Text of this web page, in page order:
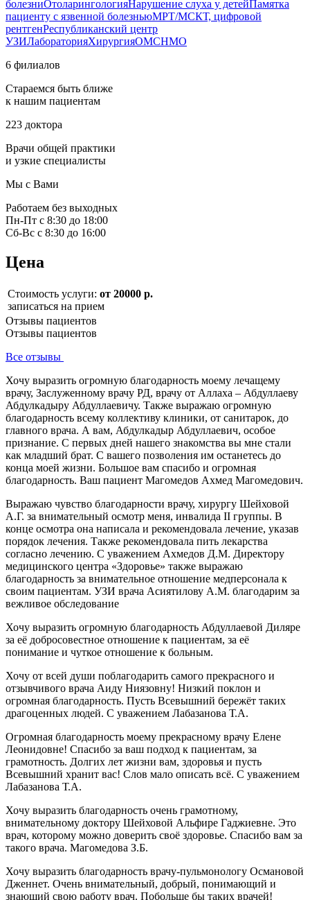
болезниОтоларингологияНарушение слуха у детейПамятка
пациенту с язвенной болезньюМРТ/МСКТ, цифровой
рентгенРеспубликанский центр
УЗИЛабораторияХирургияОМСНМО
6 филиалов
Стараемся быть ближе
к нашим пациентам
223 доктора
Врачи общей практики
и узкие специалисты
Мы с Вами
Работаем без выходных
Пн-Пт с 8:30 до 18:00
Сб-Вс с 8:30 до 16:00
Цена
Стоимость услуги: от 20000 р.
записаться на прием
Отзывы пациентов
Отзывы пациентов
Все отзывы
Хочу выразить огромную благодарность моему лечащему
врачу, Заслуженному врачу РД, врачу от Аллаха – Абдуллаеву
Абдулкадыру Абдуллаевичу. Также выражаю огромную
благодарность всему коллективу клиники, от санитарок, до
главного врача. А вам, Абдулкадыр Абдуллаевич, особое
признание. С первых дней нашего знакомства вы мне стали
как младший брат. С вашего позволения им останетесь до
конца моей жизни. Большое вам спасибо и огромная
благодарность. Ваш пациент Магомедов Ахмед Магомедович.
Выражаю чувство благодарности врачу, хирургу Шейховой
А.Г. за внимательный осмотр меня, инвалида II группы. В
конце осмотра она написала и рекомендовала лечение, указав
порядок лечения. Также рекомендовала пить лекарства
согласно лечению. С уважением Ахмедов Д.М. Директору
медицинского центра «Здоровье» также выражаю
благодарность за внимательное отношение медперсонала к
своим пациентам. УЗИ врача Асиятилову А.М. благодарим за
вежливое обследование
Хочу выразить огромную благодарность Абдуллаевой Диляре
за её добросовестное отношение к пациентам, за её
понимание и чуткое отношение к больным.
Хочу от всей души поблагодарить самого прекрасного и
отзывчивого врача Аиду Ниязовну! Низкий поклон и
огромная благодарность. Пусть Всевышний бережёт таких
драгоценных людей. С уважением Лабазанова Т.А.
Огромная благодарность моему прекрасному врачу Елене
Леонидовне! Спасибо за ваш подход к пациентам, за
грамотность. Долгих лет жизни вам, здоровья и пусть
Всевышний хранит вас! Слов мало описать всё. С уважением
Лабазанова Т.А.
Хочу выразить благодарность очень грамотному,
внимательному доктору Шейховой Альфире Гаджиевне. Это
врач, которому можно доверить своё здоровье. Спасибо вам за
такого врача. Магомедова З.Б.
Хочу выразить благодарность врачу-пульмонологу Османовой
Дженнет. Очень внимательный, добрый, понимающий и
знающий свою работу врач. Побольше бы таких врачей!